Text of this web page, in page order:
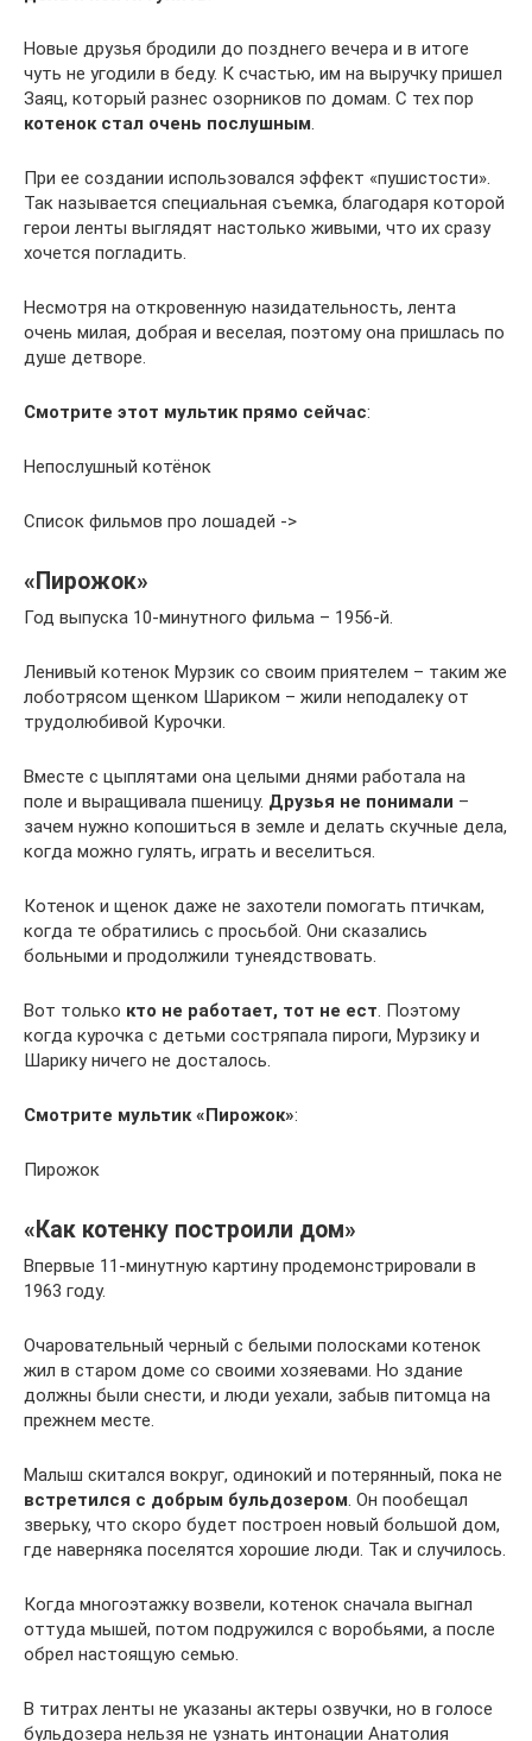
Новые друзья бродили до позднего вечера и в итоге
чуть не угодили в беду. К счастью, им на выручку пришел
Заяц, который разнес озорников по домам. С тех пор
котенок стал очень послушным.
При ее создании использовался эффект «пушистости».
Так называется специальная съемка, благодаря которой
герои ленты выглядят настолько живыми, что их сразу
хочется погладить.
Несмотря на откровенную назидательность, лента
очень милая, добрая и веселая, поэтому она пришлась по
душе детворе.
Смотрите этот мультик прямо сейчас:
Непослушный котёнок
Список фильмов про лошадей ->
«Пирожок»
Год выпуска 10-минутного фильма – 1956-й.
Ленивый котенок Мурзик со своим приятелем – таким же
лоботрясом щенком Шариком – жили неподалеку от
трудолюбивой Курочки.
Вместе с цыплятами она целыми днями работала на
поле и выращивала пшеницу. Друзья не понимали –
зачем нужно копошиться в земле и делать скучные дела,
когда можно гулять, играть и веселиться.
Котенок и щенок даже не захотели помогать птичкам,
когда те обратились с просьбой. Они сказались
больными и продолжили тунеядствовать.
Вот только кто не работает, тот не ест. Поэтому
когда курочка с детьми состряпала пироги, Мурзику и
Шарику ничего не досталось.
Смотрите мультик «Пирожок»:
Пирожок
«Как котенку построили дом»
Впервые 11-минутную картину продемонстрировали в
1963 году.
Очаровательный черный с белыми полосками котенок
жил в старом доме со своими хозяевами. Но здание
должны были снести, и люди уехали, забыв питомца на
прежнем месте.
Малыш скитался вокруг, одинокий и потерянный, пока не
встретился с добрым бульдозером. Он пообещал
зверьку, что скоро будет построен новый большой дом,
где наверняка поселятся хорошие люди. Так и случилось.
Когда многоэтажку возвели, котенок сначала выгнал
оттуда мышей, потом подружился с воробьями, а после
обрел настоящую семью.
В титрах ленты не указаны актеры озвучки, но в голосе
бульдозера нельзя не узнать интонации Анатолия